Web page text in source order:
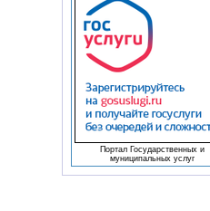
Портал Государственных и
муниципальных услуг